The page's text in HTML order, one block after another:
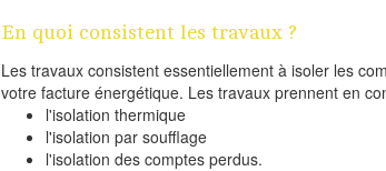
En quoi consistent les travaux ?
Les travaux consistent essentiellement à isoler les
votre facture énergétique. Les travaux prennent en
l'isolation thermique
l'isolation par soufflage
l'isolation des comptes perdus.